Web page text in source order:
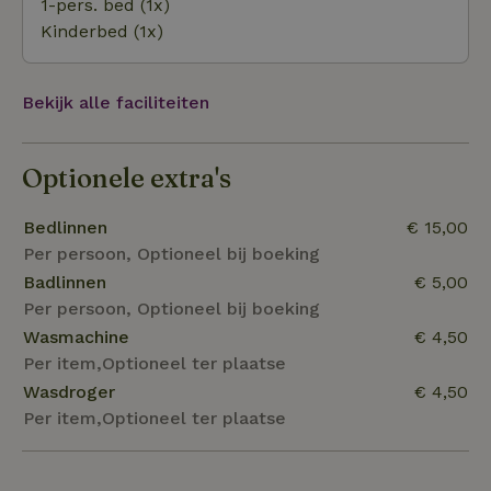
1-pers. bed (1x)
Kinderbed (1x)
Bekijk alle faciliteiten
Optionele extra's
Bedlinnen
Per persoon, Optioneel bij boeking
€ 15,00
Badlinnen
Per persoon, Optioneel bij boeking
€ 5,00
Wasmachine
Per item,Optioneel ter plaatse
€ 4,50
Wasdroger
Per item,Optioneel ter plaatse
€ 4,50